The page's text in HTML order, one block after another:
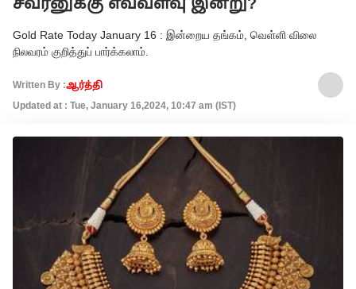
Gold Rate Today January 16 : இன்றைய தங்கம், வெள்ளி விலை
நிலவரம் குறித்துப் பார்க்கலாம்.
Written By :ஆர்த்தி
Updated at : Tue, January 16,2024, 10:47 am (IST)